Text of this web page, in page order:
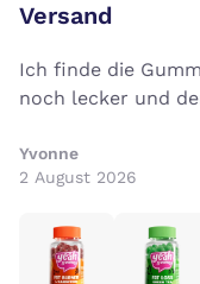
Versand
Ich finde die
noch lecker und
Yvonne
2 August 2026